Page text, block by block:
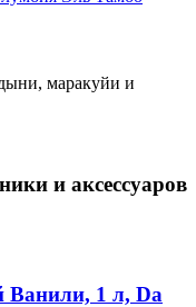
ма­ра­куйи и
и аксессуаров
Ванили, 1 л, Da